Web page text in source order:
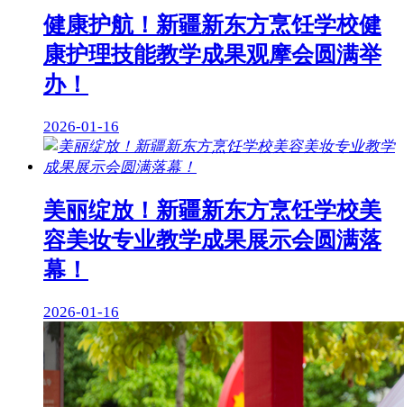
健康护航！新疆新东方烹饪学校健
康护理技能教学成果观摩会圆满举
办！
2026-01-16
美丽绽放！新疆新东方烹饪学校美
容美妆专业教学成果展示会圆满落
幕！
2026-01-16